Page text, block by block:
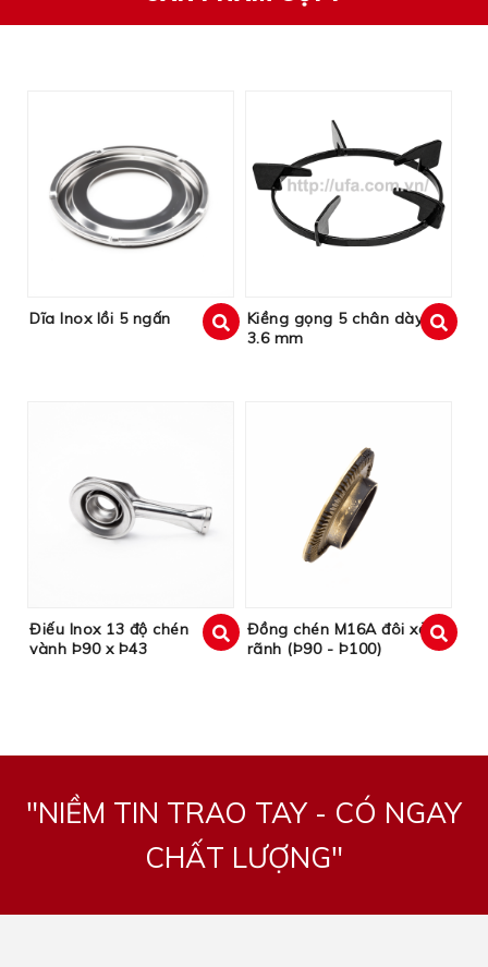
Dĩa Inox lồi 5 ngấn
Kiềng gọng 5 chân dày
3.6 mm
Điếu Inox 13 độ chén
vành Þ90 x Þ43
Đồng chén M16A đôi xẻ
rãnh (Þ90 - Þ100)
"NIỀM TIN TRAO TAY - CÓ NGAY
CHẤT LƯỢNG"